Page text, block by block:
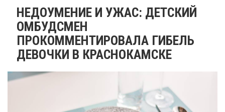
НЕДОУМЕНИЕ И УЖАС: ДЕТСКИЙ
ОМБУДСМЕН
ПРОКОММЕНТИРОВАЛА ГИБЕЛЬ
ДЕВОЧКИ В КРАСНОКАМСКЕ